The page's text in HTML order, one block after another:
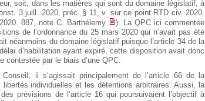
soit, dans les matières qui sont du domaine législatif, à
3 juill. 2020, préc. § 11, v. sur ce point RTD civ. 2020.
887, note C. Barthélemy
). La QPC ici commentée
de l’ordonnance du 25 mars 2020 qui n’avait pas été
néanmoins du domaine législatif puisque l’article 34 de la
d’habilitation ayant expiré, cette disposition avait donc
par le biais d’une QPC.
il s’agissait principalement de l’article 66 de la
individuelles et les détentions arbitraires. Aussi, la
prévisions de l’article 16 qui poursuivaient l’objectif à